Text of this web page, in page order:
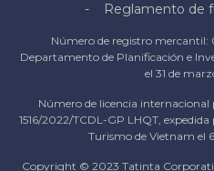
Reglamento de
Número de registro mercantil:
Departamento de Planificación e
el 31 de
Número de licencia
1516/2022/TCDL-GP LHQT,
Turismo de Vietnam el
Copyright © 2023 Tatinta